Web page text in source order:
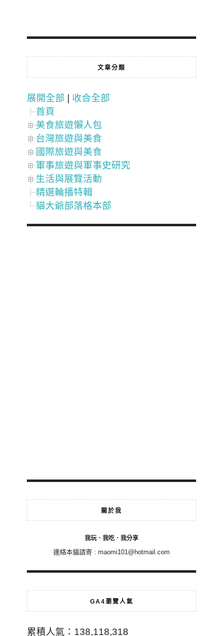
文章分類
展開全部 | 收合全部
首頁
美食旅遊懶人包
台灣旅遊與美食
國際旅遊與美食
軍事旅遊與軍事史研究
生活與展覽活動
精選輪播特輯
貓大爺部落格本部
關於我
我玩．我吃．我分享
連絡本貓請寄 : maomi101@hotmail.com
GA4瀏覽人氣
累積人氣：138,118,318